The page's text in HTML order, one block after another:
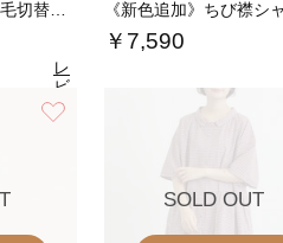
レ
ビ
ュ
ー
￥7,590
SOLD OUT